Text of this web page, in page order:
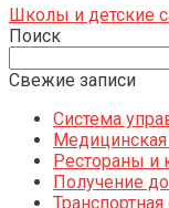
Школы и детские
Поиск
Свежие записи
Система
Рестораны и
Получение